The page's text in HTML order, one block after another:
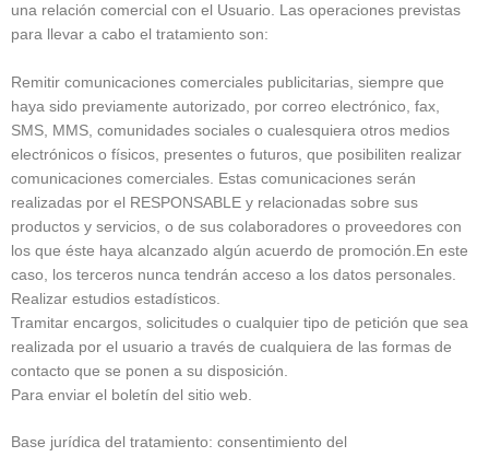
una relación comercial con el Usuario. Las operaciones previstas
para llevar a cabo el tratamiento son:
Remitir comunicaciones comerciales publicitarias, siempre que
haya sido previamente autorizado, por correo electrónico, fax,
SMS, MMS, comunidades sociales o cualesquiera otros medios
electrónicos o físicos, presentes o futuros, que posibiliten realizar
comunicaciones comerciales. Estas comunicaciones serán
realizadas por el RESPONSABLE y relacionadas sobre sus
productos y servicios, o de sus colaboradores o proveedores con
los que éste haya alcanzado algún acuerdo de promoción.En este
caso, los terceros nunca tendrán acceso a los datos personales.
Realizar estudios estadísticos.
Tramitar encargos, solicitudes o cualquier tipo de petición que sea
realizada por el usuario a través de cualquiera de las formas de
contacto que se ponen a su disposición.
Para enviar el boletín del sitio web.
Base jurídica del tratamiento: consentimiento del